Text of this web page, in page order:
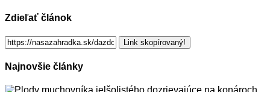
Zdieľať článok
Link skopírovaný!
Najnovšie články